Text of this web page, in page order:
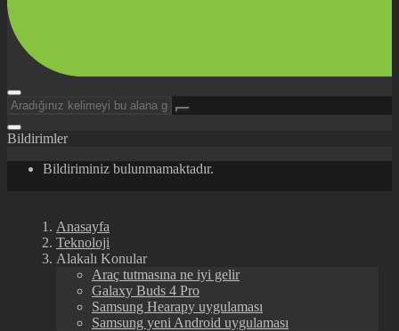
Bildirimler
Bildiriminiz bulunmamaktadır.
Anasayfa
Teknoloji
Alakalı Konular
Araç tutmasına ne iyi gelir
Galaxy Buds 4 Pro
Samsung Hearapy uygulaması
Samsung yeni Android uygulaması